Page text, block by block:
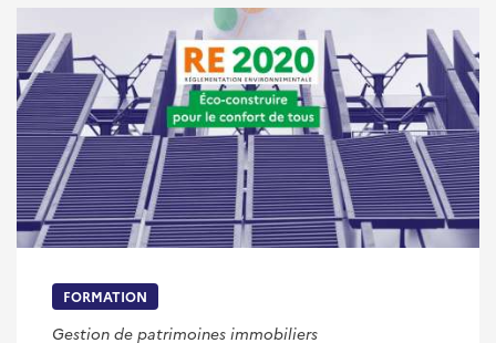
FORMATION
Gestion de patrimoines immobiliers